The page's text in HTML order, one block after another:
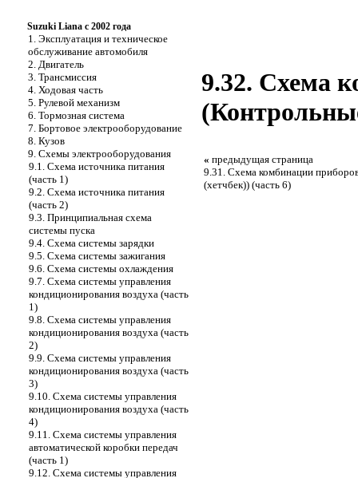
Suzuki Liana с 2002 года
1. Эксплуатация и техническое
обслуживание автомобиля
2. Двигатель
3. Трансмиссия
4. Ходовая часть
5. Рулевой механизм
6. Тормозная система
7. Бортовое электрооборудование
8. Кузов
9. Схемы электрооборудования
9.1. Схема источника питания
(часть 1)
9.2. Схема источника питания
(часть 2)
9.3. Принципиальная схема
системы пуска
9.4. Схема системы зарядки
9.5. Схема системы зажигания
9.6. Схема системы охлаждения
9.7. Схема системы управления
кондиционирования воздуха (часть
1)
9.8. Схема системы управления
кондиционирования воздуха (часть
2)
9.9. Схема системы управления
кондиционирования воздуха (часть
3)
9.10. Схема системы управления
кондиционирования воздуха (часть
4)
9.11. Схема системы управления
автоматической коробки передач
(часть 1)
9.12. Схема системы управления
9.32. Схема
« предыдущая страница
9.31. Схема комбинации
(хетчбек)) (часть 6)